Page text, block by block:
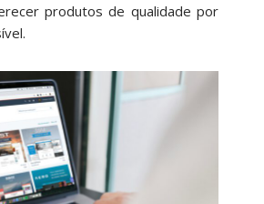
produtos de qualidade por